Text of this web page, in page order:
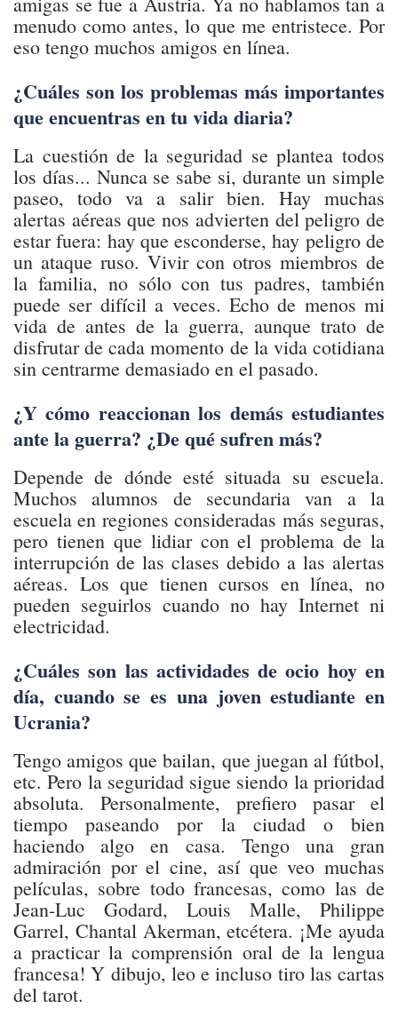
menudo como antes, lo que me entristece. Por
eso tengo muchos amigos en línea.
¿Cuáles son los problemas más importantes
que encuentras en tu vida diaria?
La cuestión de la seguridad se plantea todos
los días... Nunca se sabe si, durante un simple
paseo, todo va a salir bien. Hay muchas
alertas aéreas que nos advierten del peligro de
estar fuera: hay que esconderse, hay peligro de
un ataque ruso. Vivir con otros miembros de
la familia, no sólo con tus padres, también
puede ser difícil a veces. Echo de menos mi
vida de antes de la guerra, aunque trato de
disfrutar de cada momento de la vida cotidiana
sin centrarme demasiado en el pasado.
¿Y cómo reaccionan los demás estudiantes
ante la guerra? ¿De qué sufren más?
Depende de dónde esté situada su escuela.
Muchos alumnos de secundaria van a la
escuela en regiones consideradas más seguras,
pero tienen que lidiar con el problema de la
interrupción de las clases debido a las alertas
aéreas. Los que tienen cursos en línea, no
pueden seguirlos cuando no hay Internet ni
electricidad.
¿Cuáles son las actividades de ocio hoy en
día, cuando se es una joven estudiante en
Ucrania?
Tengo amigos que bailan, que juegan al fútbol,
etc. Pero la seguridad sigue siendo la prioridad
absoluta. Personalmente, prefiero pasar el
tiempo paseando por la ciudad o bien
haciendo algo en casa. Tengo una gran
admiración por el cine, así que veo muchas
películas, sobre todo francesas, como las de
Jean-Luc Godard, Louis Malle, Philippe
Garrel, Chantal Akerman, etcétera. ¡Me ayuda
a practicar la comprensión oral de la lengua
francesa! Y dibujo, leo e incluso tiro las cartas
del tarot.